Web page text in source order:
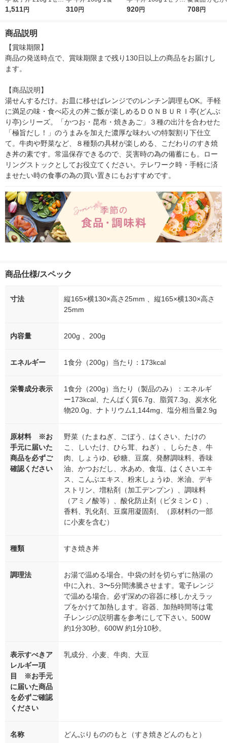
ト（5食入）
1,511円 310円
（3食入）
920円
ンサワー
708円
商品説明
【賞味期限】
商品の発送時点で、賞味期限まで残り130日以上の商品をお届けし
ます。
【商品説明】
湯せんするだけ。お皿に移せばレンジでのレンチン調理もOK。手軽
に満足の味・食べ応えの丼ご飯が楽しめるＤＯＮＢＵＲＩ亭(どんぶ
り亭)シリーズ。「かつお・昆布・焼きあご」３種の出汁を合わせた
「極旨だし！」のうまみを加えた濃厚な味わいの特製割り下仕立
て。牛肉や野菜など、８種類の具材が楽しめる、こだわりのすき焼
き丼の素です。常温保存できるので、災害時の為の備蓄にも。ロー
リングストックとしてお役立てください。テレワーク時・手軽に済
ませたい時の食事の為の買い置きにもおすすめです。
商品仕様/スペック
寸法
縦165×横130×高さ25mm 、縦165×横130×高さ
25mm
内容量 200g 、200g
エネルギー 1食分（200g）当たり：173kcal
栄養成分表示
1食分（200g）当たり（製品のみ）：エネルギ
ー173kcal、たんぱく質6.7g、脂質7.3g、炭水化
物20.0g、ナトリウム1,144mg、塩分相当量2.9g
原材料 ※お
手元に届いた
商品を必ずご
確認ください
野菜（たまねぎ、ごぼう、はくさい、たけの
こ、しいたけ、ひら茸、ねぎ）、しらたき、牛
肉、しょうゆ、砂糖、豆腐、発酵調味料、香味
油、かつおだし、水あめ、食塩、はくさいエキ
ス、こんぶエキス、粉末しょうゆ、米油、デキ
ストリン、増粘剤（加工デンプン）、調味料
（アミノ酸等）、酸化防止剤（ビタミンＣ）、
香料、乳化剤、豆腐用凝固剤、（原材料の一部
に小麦を含む）
種類 すき焼き丼
調理法
お湯で温める場合。中袋の封を切らずに熱湯の
中に入れ、3〜5分間沸騰させます。電子レンジ
で温める場合。必ず深めの容器に移しかえラッ
プをかけて加熱します。容器、加熱時間等は電
子レンジの説明書を参考にして下さい。500W
約1分30秒。600W 約1分10秒。
表示すべきア
レルギー項
目 ※お手元
に届いた商品
を必ずご確認
ください
乳成分、小麦、牛肉、大豆
名称 どんぶりもののもと（すき焼きどんのもと）